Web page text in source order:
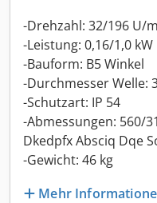
-Drehzahl: 32/196 U/
-Leistung: 0,16/1,0 kW
-Bauform: B5 Winkel
-Durchmesser Welle:
-Schutzart: IP 54
-Abmessungen: 560/
Dkedpfx Absciq Dqe
-Gewicht: 46 kg
Mehr